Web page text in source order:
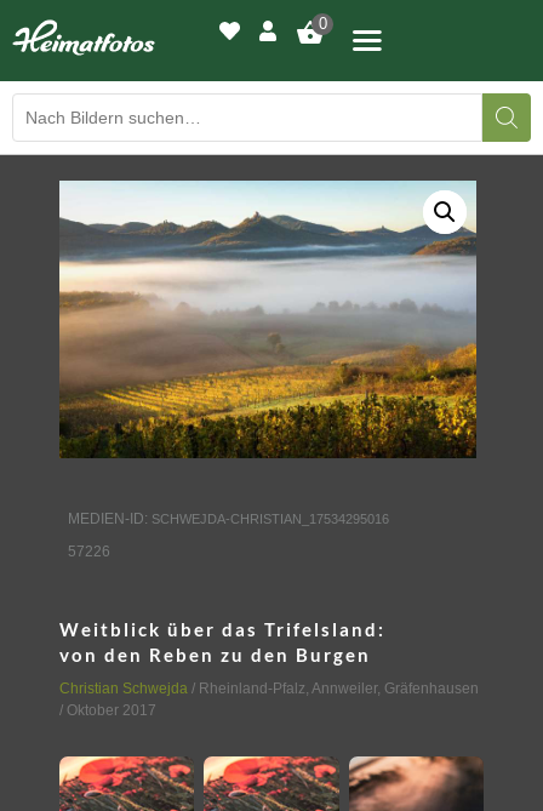
0
BILDERGALERIE
DRUCKQUALITÄTEN
LED-LEUCHTBILDER
WIR DRUCKEN IHR BILD
AUSSTELLUNGEN
KONTAKT
MEDIEN-ID: SCHWEJDA-CHRISTIAN_17534295016
57226
Weitblick über das Trifelsland:
von den Reben zu den Burgen
Christian Schwejda / Rheinland-Pfalz, Annweiler, Gräfenhausen
/ Oktober 2017